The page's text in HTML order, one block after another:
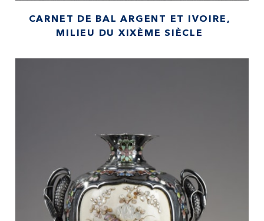
CARNET DE BAL ARGENT ET IVOIRE,
MILIEU DU XIXÈME SIÈCLE